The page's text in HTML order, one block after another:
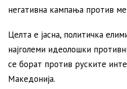
негативна кампања против
Целта е јасна, политичка
најголеми идеолошки
се борат против руските
Македонија.